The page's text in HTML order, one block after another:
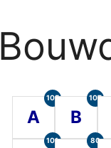
A
105
B
107
101 80